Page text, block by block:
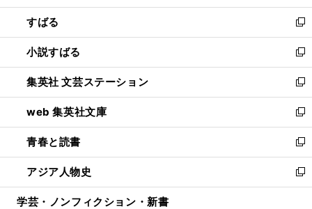
開
く
ウ
で
開
く
ン
ド
ウ
で
開
く
すばる
新
し
い
ウ
ィ
ン
ド
ウ
で
開
く
小説すばる
新
し
い
ウ
ィ
ン
ド
ウ
で
開
集英社 文芸ステーション
新
し
い
ウ
ィ
ン
ド
ウ
web 集英社文庫
新
し
い
ウ
ィ
ン
青春と読書
新
し
い
ウ
アジア人物史
新
し
学芸・ノンフィクション・新書